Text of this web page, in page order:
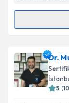
Dr. Ozlem
Size bu
Dr.
5 (10